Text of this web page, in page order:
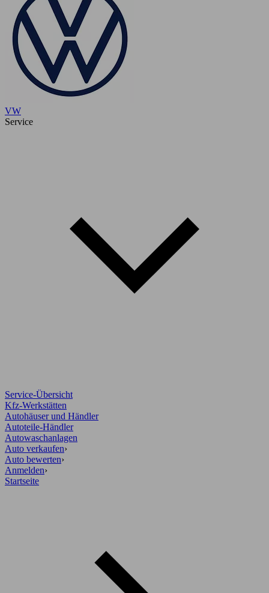
VW
Service
Service-Übersicht
Kfz-Werkstätten
Autohäuser und Händler
Autoteile-Händler
Autowaschanlagen
Auto verkaufen›
Auto bewerten›
Anmelden›
Startseite